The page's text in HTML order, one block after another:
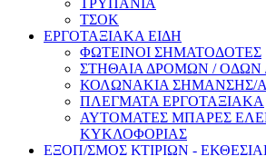
ΤΡΥΠΑΝΙΑ
ΤΣΟΚ
ΕΡΓΟΤΑΞΙΑΚΑ ΕΙΔΗ
ΦΩΤΕΙΝΟΙ ΣΗΜΑΤΟΔΟΤΕΣ
ΣΤΗΘΑΙΑ ΔΡΟΜΩΝ / ΟΔΩΝ
ΚΟΛΩΝΑΚΙΑ ΣΗΜΑΝΣΗΣ/
ΠΛΕΓΜΑΤΑ ΕΡΓΟΤΑΞΙΑΚΑ
ΑΥΤΟΜΑΤΕΣ ΜΠΑΡΕΣ
ΚΥΚΛΟΦΟΡΙΑΣ
ΕΞΟΠ/ΣΜΟΣ ΚΤΙΡΙΩΝ -